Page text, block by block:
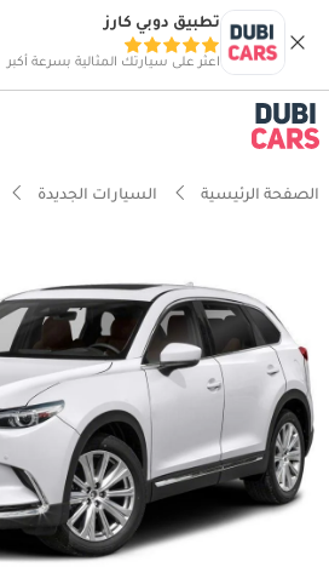
تطبيق دوبي كارز
اعثر على سيارتك المثالية بسرعة أكبر
الصفحة الرئيسية السيارات الجديدة